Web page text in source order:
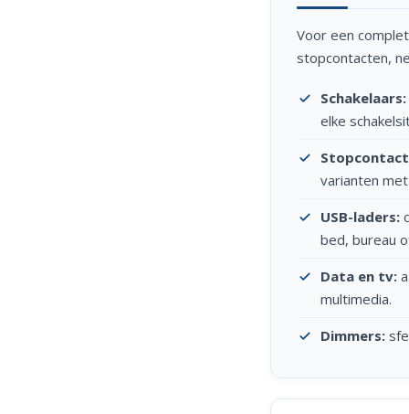
Voor een
stopcontacten,
Schakelaars:
elke
varianten
USB-laders:
bed, bureau
Data en tv:
multimedia.
Dimmers: